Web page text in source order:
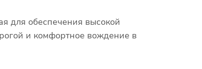
для обеспечения высокой
и комфортное вождение в